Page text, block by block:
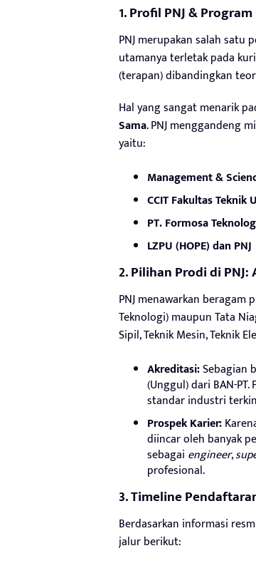
1. Profil PNJ &
PNJ merupakan salah
utamanya terletak pada
(terapan) dibandingkan
Hal yang sangat menarik
Sama. PNJ menggandeng
yaitu:
Management &
CCIT Fakultas Teknik
PT. Formosa
LZPU (HOPE) dan PNJ
2. Pilihan Prodi di
PNJ menawarkan beragam
Teknologi) maupun Tata
Sipil, Teknik Mesin, Teknik
Akreditasi:Sebagian
(Unggul) dari BAN-
standar industri
Prospek Karier:
diincar oleh banyak
sebagai engineer,
profesional.
3. Timeline
Berdasarkan informasi
jalur berikut: